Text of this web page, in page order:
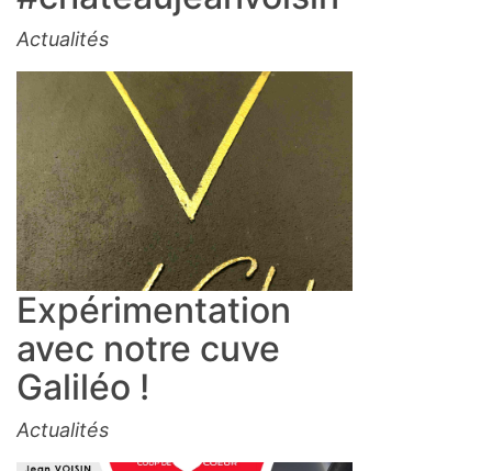
Actualités
Expérimentation
avec notre cuve
Galiléo !
Actualités